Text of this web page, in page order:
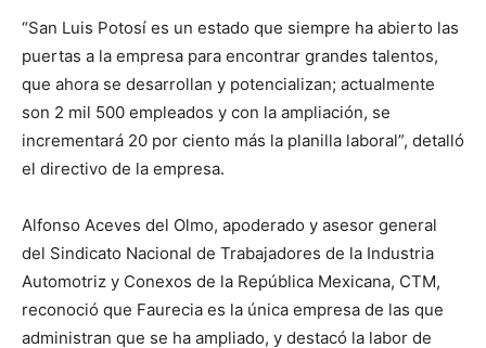
“San Luis Potosí es un estado que siempre ha abierto las
puertas a la empresa para encontrar grandes talentos,
que ahora se desarrollan y potencializan; actualmente
son 2 mil 500 empleados y con la ampliación, se
incrementará 20 por ciento más la planilla laboral”, detalló
el directivo de la empresa.
Alfonso Aceves del Olmo, apoderado y asesor general
del Sindicato Nacional de Trabajadores de la Industria
Automotriz y Conexos de la República Mexicana, CTM,
reconoció que Faurecia es la única empresa de las que
administran que se ha ampliado, y destacó la labor de